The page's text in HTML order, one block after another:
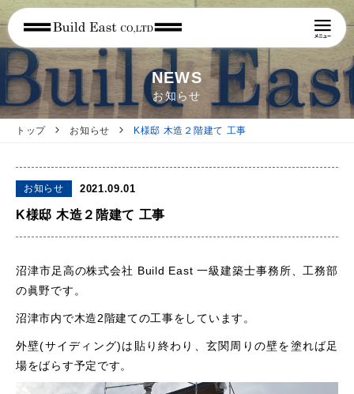
NEWS
お知らせ
トップ お知らせ K様邸 木造２階建て 工事
お知らせ 2021.09.01
K様邸 木造２階建て 工事
沼津市足高の株式会社 Build East 一級建築士事務所、工務部
の眞野です。
沼津市内で木造2階建ての工事をしています。
外壁(サイディング)は貼り終わり、玄関周りの壁を塗れば足
場をばらす予定です。